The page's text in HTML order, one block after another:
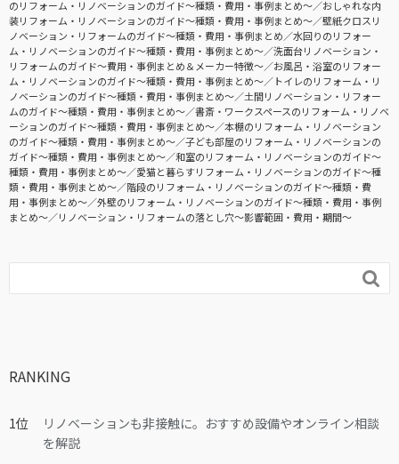
のリフォーム・リノベーションのガイド〜種類・費用・事例まとめ〜
おしゃれな内
装リフォーム・リノベーションのガイド〜種類・費用・事例まとめ〜
壁紙クロスリ
ノベーション・リフォームのガイド〜種類・費用・事例まとめ
水回りのリフォー
ム・リノベーションのガイド〜種類・費用・事例まとめ〜
洗面台リノベーション・
リフォームのガイド〜費用・事例まとめ＆メーカー特徴〜
お風呂・浴室のリフォー
ム・リノベーションのガイド〜種類・費用・事例まとめ〜
トイレのリフォーム・リ
ノベーションのガイド〜種類・費用・事例まとめ〜
土間リノベーション・リフォー
ムのガイド〜種類・費用・事例まとめ〜
書斎・ワークスペースのリフォーム・リノベ
ーションのガイド〜種類・費用・事例まとめ〜
本棚のリフォーム・リノベーション
のガイド〜種類・費用・事例まとめ〜
子ども部屋のリフォーム・リノベーションの
ガイド〜種類・費用・事例まとめ〜
和室のリフォーム・リノベーションのガイド〜
種類・費用・事例まとめ〜
愛猫と暮らすリフォーム・リノベーションのガイド〜種
類・費用・事例まとめ〜
階段のリフォーム・リノベーションのガイド〜種類・費
用・事例まとめ〜
外壁のリフォーム・リノベーションのガイド〜種類・費用・事例
まとめ〜
リノベーション・リフォームの落とし穴～影響範囲・費用・期間～

RANKING
リノベーションも非接触に。おすすめ設備やオンライン相談
を解説